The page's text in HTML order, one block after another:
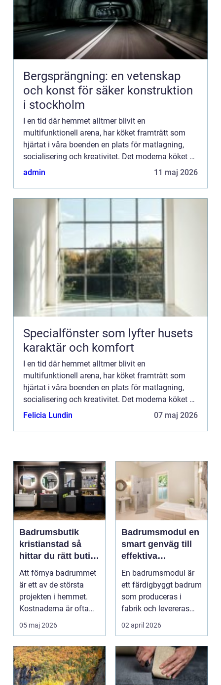
Bergsprängning: en vetenskap
och konst för säker konstruktion
i stockholm
I en tid där hemmet alltmer blivit en
multifunktionell arena, har köket framträtt som
hjärtat i våra boenden en plats för matlagning,
socialisering och kreativitet. Det moderna köket är
inte bara en kulinarisk...
admin 11 maj 2026
Specialfönster som lyfter husets
karaktär och komfort
I en tid där hemmet alltmer blivit en
multifunktionell arena, har köket framträtt som
hjärtat i våra boenden en plats för matlagning,
socialisering och kreativitet. Det moderna köket är
inte bara en kulinarisk...
Felicia Lundin 07 maj 2026
Badrumsbutik
kristianstad så
hittar du rätt butik
för ditt nya
badrum
Att förnya badrummet
är ett av de största
projekten i hemmet.
Kostnaderna är ofta
höga, många beslut...
05 maj 2026
Badrumsmodul en
smart genväg till
effektiva
byggprojekt
En badrumsmodul är
ett färdigbyggt badrum
som produceras i
fabrik och levereras
som en komplett
02 april 2026